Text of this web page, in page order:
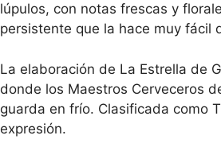
lúpulos, con notas frescas y
persistente que la hace muy fácil
La elaboración de La Estrella de
donde los Maestros Cerveceros
guarda en frío. Clasificada como
expresión.